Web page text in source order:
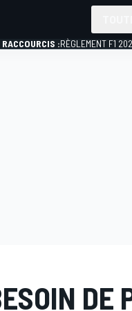
RACCOURCIS :RÈGLEMENT F1
DE